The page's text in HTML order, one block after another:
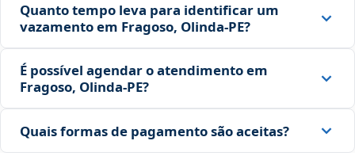
Quanto tempo leva para identificar um
vazamento em Fragoso, Olinda‑PE?
É possível agendar o atendimento em
Fragoso, Olinda‑PE?
Quais formas de pagamento são aceitas?